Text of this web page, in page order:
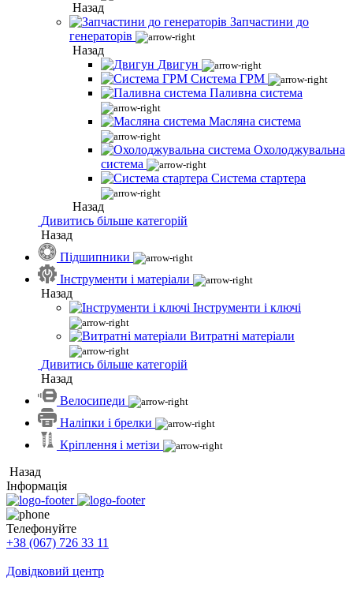
Назад
Запчастини до
генераторів
Назад
Двигун
Система ГРМ
Паливна система
Масляна система
Охолоджувальна
система
Система стартера
Назад
Дивитись більше категорій
Назад
Підшипники
Інструменти і матеріали
Назад
Інструменти і ключі
Витратні матеріали
Дивитись більше категорій
Назад
Велосипеди
Наліпки і брелки
Кріплення і метізи
Назад
Інформація
Телефонуйте
+38 (067) 726 33 11
Довідковий центр